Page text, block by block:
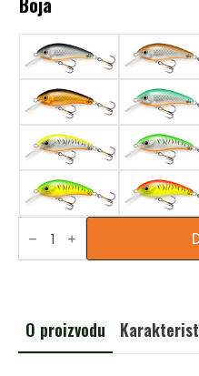
F2
količina
O proizvodu